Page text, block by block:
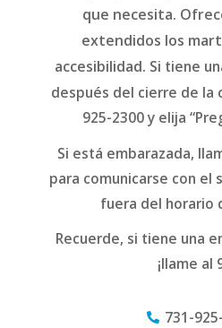
que necesita.
extendidos los
accesibilidad. Si tiene
después del cierre de la
925-2300 y elija
Si está embarazada,
para comunicarse con el
fuera del horario
Recuerde, si tiene una
¡llame al
731-